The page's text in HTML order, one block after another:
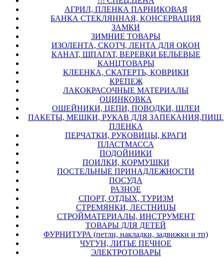
АГРИЛ, ПЛЕНКА ПАРНИКОВАЯ
БАНКА СТЕКЛЯННАЯ, КОНСЕРВАЦИЯ
ЗАМКИ
ЗИМНИЕ ТОВАРЫ
ИЗОЛЕНТА, СКОТЧ, ЛЕНТА ДЛЯ ОКОН
КАНАТ, ШПАГАТ, ВЕРЕВКИ БЕЛЬЕВЫЕ
КАНЦТОВАРЫ
КЛЕЕНКА, СКАТЕРТЬ, КОВРИКИ
КРЕПЕЖ
ЛАКОКРАСОЧНЫЕ МАТЕРИАЛЫ
ОЦИНКОВКА
ОШЕЙНИКИ, ЦЕПИ, ПОВОДКИ, ШЛЕИ
ПАКЕТЫ, МЕШКИ, РУКАВ ДЛЯ ЗАПЕКАНИЯ,ПИЩ.
ПЛЕНКА
ПЕРЧАТКИ, РУКОВИЦЫ, КРАГИ
ПЛАСТМАССА
ПОДОЙНИКИ
ПОИЛКИ, КОРМУШКИ
ПОСТЕЛЬНЫЕ ПРИНАДЛЕЖНОСТИ
ПОСУДА
РАЗНОЕ
СПОРТ, ОТДЫХ, ТУРИЗМ
СТРЕМЯНКИ, ЛЕСТНИЦЫ
СТРОЙМАТЕРИАЛЫ, ИНСТРУМЕНТ
ТОВАРЫ ДЛЯ ДЕТЕЙ
ФУРНИТУРА (петли, накладки, задвижки и тп)
ЧУГУН, ЛИТЬЕ ПЕЧНОЕ
ЭЛЕКТРОТОВАРЫ